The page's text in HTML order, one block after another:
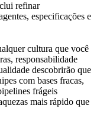
refinar
especificações e
cultura que você
responsabilidade
descobrirão que
com bases fracas,
frágeis
mais rápido que